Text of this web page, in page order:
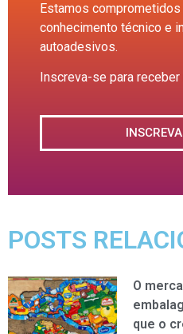
Estamos
conhecimento técnico e
autoadesivos.
Inscreva-se para
POSTS
O
que o